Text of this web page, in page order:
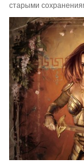
старыми